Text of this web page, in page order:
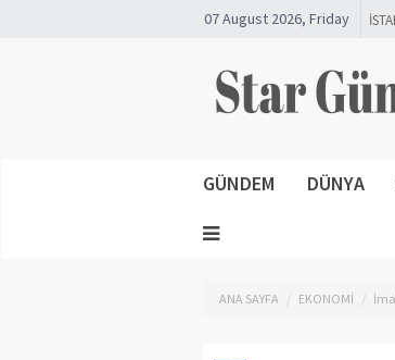
07 August 2026, Friday
GÜNDEM DÜNYA
ANA SAYFA EKONOMİ